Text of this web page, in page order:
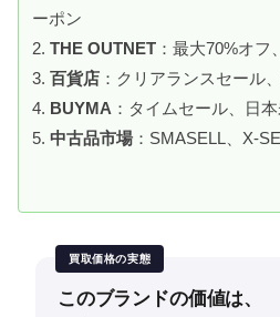
ーポン
2. THE OUTNET ：最大70%オフ
3. 百貨店 ：クリアランスセール
4. BUYMA ：タイムセール、日
5. 中古品市場 ：SMASELL、X-
買取価格の実態
このブランドの価値は、